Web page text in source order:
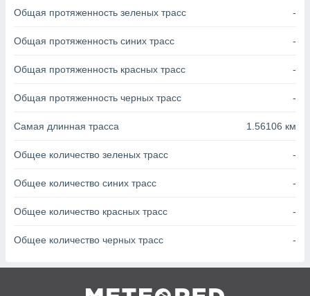
рекламы
сведения
1199
Общая протяженность зеленых трасс -
Общая протяженность синих трасс -
Общая протяженность красных трасс -
Общая протяженность черных трасс -
Самая длинная трасса 1.56106 км
Общее количество зеленых трасс -
Общее количество синих трасс -
Общее количество красных трасс -
Общее количество черных трасс -